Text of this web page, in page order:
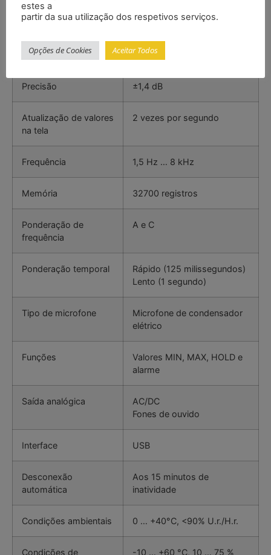
Display LCD de 4 dígitos
Resolução 0,1 dB
Precisão ±1,4 dB
Atualização de valores
na tela
2 vezes por segundo
Frequência 1,5 Hz … 8 kHz
Memória 32700 registros
Ponderação de
frequência
A e C
Ponderação temporal
Rápido (125 milissegundos)
Lento (1 segundo)
Tipo de microfone
Microfone de condensador
elétrico
Funções
Valores MIN, MAX, HOLD e
alarme
Saída analógica
AC/DC
Fones de ouvido
Interface USB
Desconexão
automática
Aos 15 minutos de
inatividade
Condições ambientais 0 … +40°C, <90% U.r./H.r.
Condições de
-10 … +60 °C, 10 … 75 %
estes a
partir da sua utilização dos respetivos serviços.
Opções de Cookies Aceitar Todos